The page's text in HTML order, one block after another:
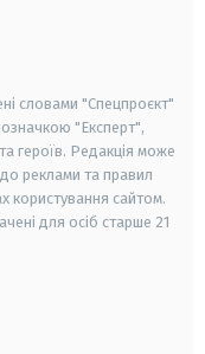
словами "Спецпроєкт"
"Експерт",
героїв. Редакція може
реклами та правил
користування сайтом.
для осіб старше 21